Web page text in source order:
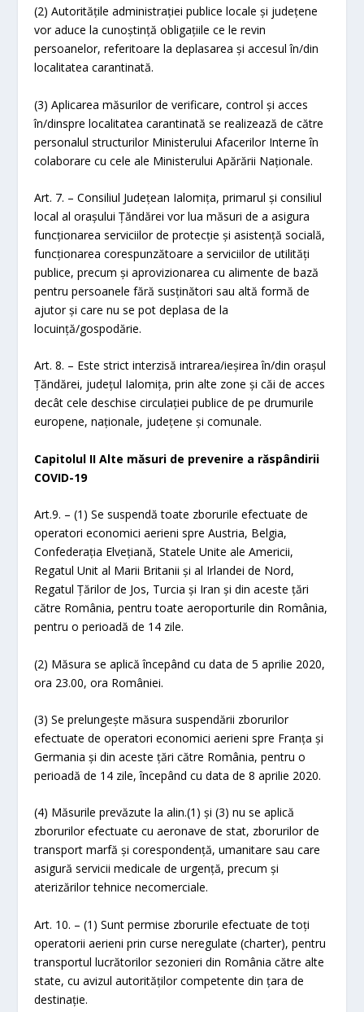
(2) Autoritățile administrației publice locale şi judeţene
vor aduce la cunoştinţă obligațiile ce le revin
persoanelor, referitoare la deplasarea şi accesul în/din
localitatea carantinată.
(3) Aplicarea măsurilor de verificare, control şi acces
în/dinspre localitatea carantinată se realizează de către
personalul structurilor Ministerului Afacerilor Interne în
colaborare cu cele ale Ministerului Apărării Naţionale.
Art. 7. – Consiliul Județean Ialomița, primarul şi consiliul
local al orașului Țăndărei vor lua măsuri de a asigura
funcționarea serviciilor de protecție şi asistență socială,
funcționarea corespunzătoare a serviciilor de utilităţi
publice, precum şi aprovizionarea cu alimente de bază
pentru persoanele fără susţinători sau altă formă de
ajutor şi care nu se pot deplasa de la
locuinţă/gospodărie.
Art. 8. – Este strict interzisă intrarea/ieșirea în/din orașul
Țăndărei, județul Ialomița, prin alte zone şi căi de acces
decât cele deschise circulaţiei publice de pe drumurile
europene, naţionale, judeţene şi comunale.
Capitolul II Alte măsuri de prevenire a răspândirii
COVID-19
Art.9. – (1) Se suspendă toate zborurile efectuate de
operatori economici aerieni spre Austria, Belgia,
Confederația Elvețiană, Statele Unite ale Americii,
Regatul Unit al Marii Britanii și al Irlandei de Nord,
Regatul Țărilor de Jos, Turcia și Iran și din aceste țări
către România, pentru toate aeroporturile din România,
pentru o perioadă de 14 zile.
(2) Măsura se aplică începând cu data de 5 aprilie 2020,
ora 23.00, ora României.
(3) Se prelungește măsura suspendării zborurilor
efectuate de operatori economici aerieni spre Franța și
Germania și din aceste țări către România, pentru o
perioadă de 14 zile, începând cu data de 8 aprilie 2020.
(4) Măsurile prevăzute la alin.(1) și (3) nu se aplică
zborurilor efectuate cu aeronave de stat, zborurilor de
transport marfă și corespondență, umanitare sau care
asigură servicii medicale de urgență, precum și
aterizărilor tehnice necomerciale.
Art. 10. – (1) Sunt permise zborurile efectuate de toți
operatorii aerieni prin curse neregulate (charter), pentru
transportul lucrătorilor sezonieri din România către alte
state, cu avizul autorităților competente din țara de
destinație.